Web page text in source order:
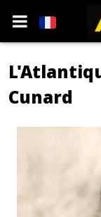
Cunard